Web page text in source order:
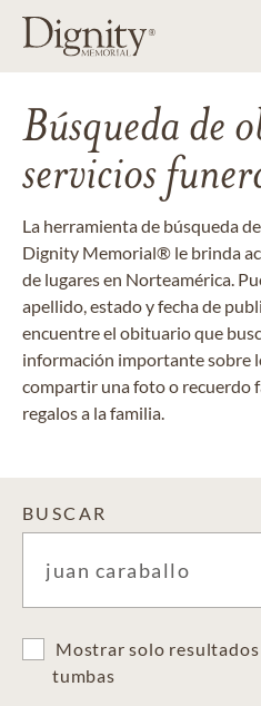
Búsqueda de
servicios
La herramienta de búsqueda
Dignity Memorial® le brinda
de lugares en Norteamérica.
apellido, estado y fecha de
encuentre el obituario que
información importante sobre
compartir una foto o recuerdo
regalos a la familia.
BUSCAR
Mostrar solo
tumbas